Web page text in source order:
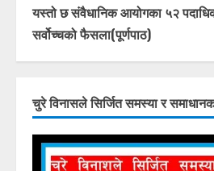
यस्तो छ संवैधानिक आयोगका ५२
सर्वोच्चको फैसला(पूर्णपाठ)
चुरे विनासले सिर्जित समस्या र